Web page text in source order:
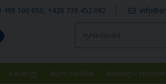
498 100 050, +420 739 452 092
Katalogy Akční nabídka Novinky v